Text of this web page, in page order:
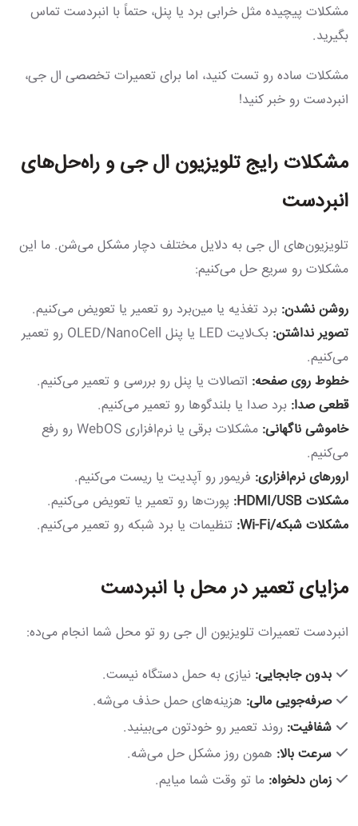
مشکلات پیچیده مثل خرابی برد یا پنل، حتماً با انبردست تماس
بگیرید.
مشکلات ساده رو تست کنید، اما برای تعمیرات تخصصی ال جی،
انبردست رو خبر کنید!
مشکلات رایج تلویزیون ال جی و راه‌حل‌های
انبردست
تلویزیون‌های ال جی به دلایل مختلف دچار مشکل می‌شن. ما این
مشکلات رو سریع حل می‌کنیم:
روشن نشدن: برد تغذیه یا مین‌برد رو تعمیر یا تعویض می‌کنیم.
تصویر نداشتن:
بک‌لایت LED یا پنل OLED/NanoCell رو تعمیر
می‌کنیم.
خطوط روی صفحه: اتصالات یا پنل رو بررسی و تعمیر می‌کنیم.
قطعی صدا: برد صدا یا بلندگوها رو تعمیر می‌کنیم.
خاموشی ناگهانی:
مشکلات برقی یا نرم‌افزاری WebOS رو رفع
می‌کنیم.
ارورهای نرم‌افزاری: فریمور رو آپدیت یا ریست می‌کنیم.
مشکلات HDMI/USB:
پورت‌ها رو تعمیر یا تعویض می‌کنیم.
مشکلات شبکه/Wi-Fi:
تنظیمات یا برد شبکه رو تعمیر می‌کنیم.
مزایای تعمیر در محل با انبردست
انبردست تعمیرات تلویزیون ال جی رو تو محل شما انجام می‌ده:
بدون جابجایی: نیازی به حمل دستگاه نیست.
صرفه‌جویی مالی: هزینه‌های حمل حذف می‌شه.
شفافیت: روند تعمیر رو خودتون می‌بینید.
سرعت بالا: همون روز مشکل حل می‌شه.
زمان دلخواه: ما تو وقت شما میایم.